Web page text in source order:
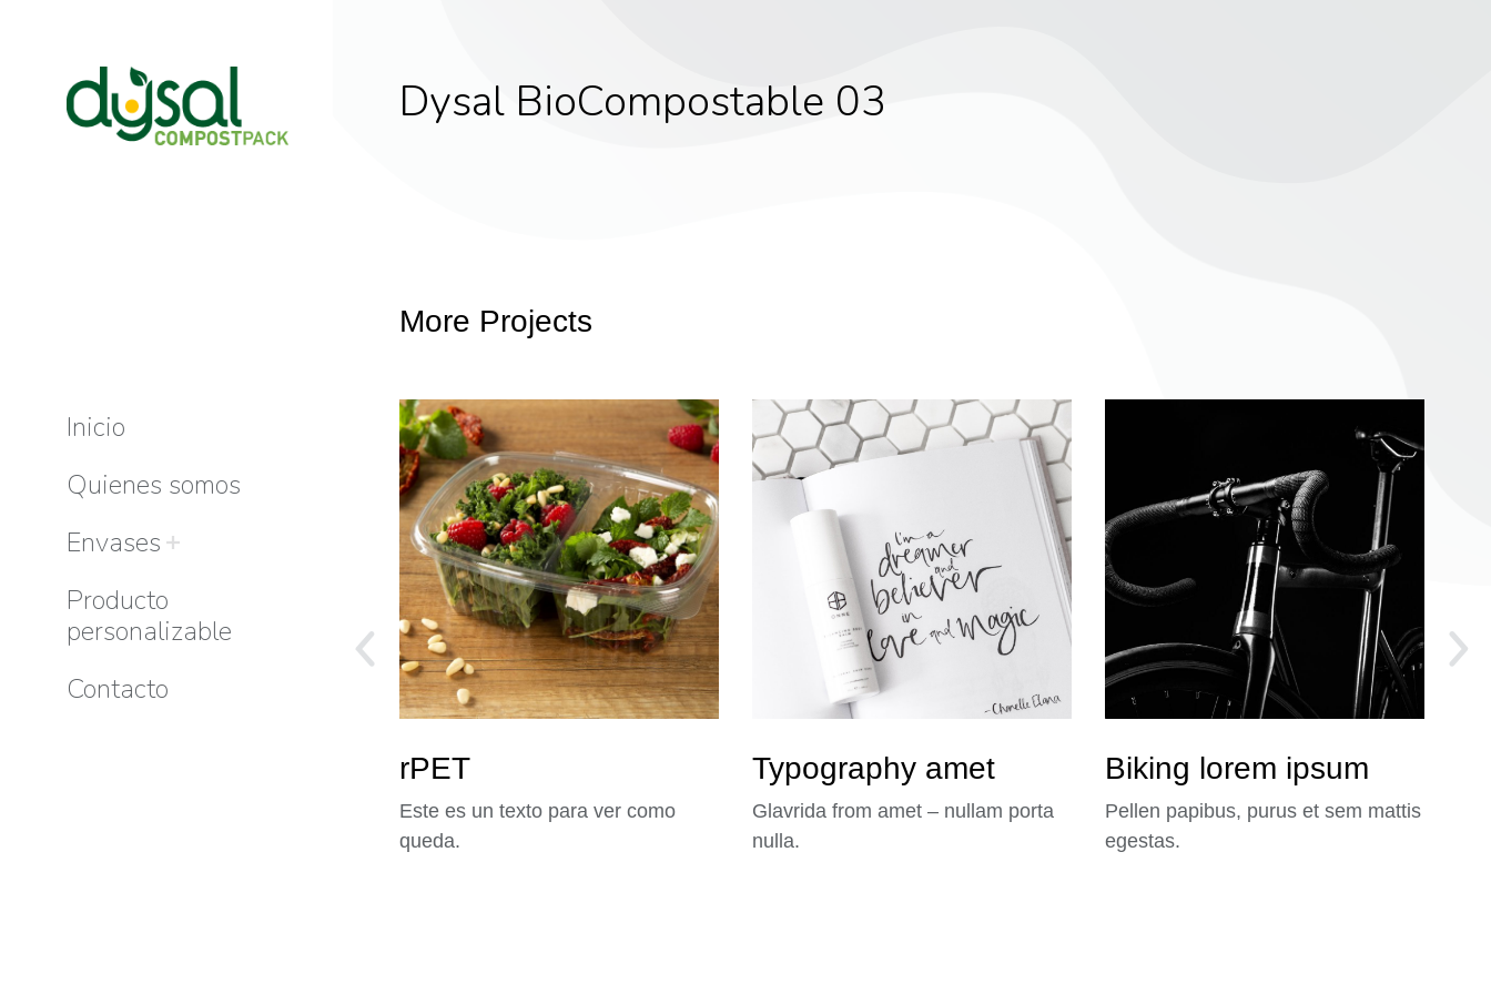
Inicio
Quienes somos
Envases
Producto
personalizable
Contacto
Dysal BioCompostable 03
More Projects
Purus et creative varius sem nibh
mattis in creative varius egestas.
rPET
Este es un texto para ver como
queda.
Typography amet
Glavrida from amet – nullam porta
nulla.
Biking lorem ipsum
Pellen papibus, purus et sem mattis
egestas.